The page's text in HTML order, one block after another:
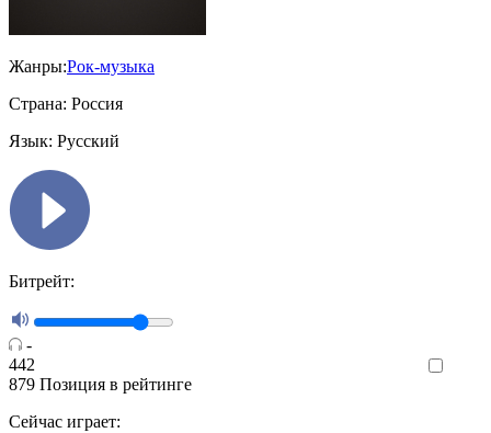
Жанры:Рок-музыка
Страна: Россия
Язык: Русский
Битрейт:
-
442
879 Позиция в рейтинге
Сейчас играет: